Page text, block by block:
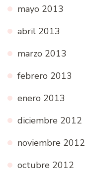
mayo 2013
abril 2013
marzo 2013
febrero 2013
enero 2013
diciembre 2012
noviembre 2012
octubre 2012